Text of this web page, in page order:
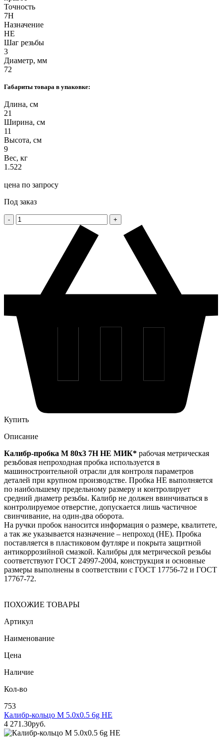
Точность
7H
Назначение
НЕ
Шаг резьбы
3
Диаметр, мм
72
Габариты товара в упаковке:
Длина, см
21
Ширина, см
11
Высота, см
9
Вес, кг
1.522
цена по запросу
Под заказ
Купить
Описание
Калибр-пробка М 80х3 7Н НЕ МИК* рабочая метрическая
резьбовая непроходная пробка используется в
машиностроительной отрасли для контроля параметров
деталей при крупном производстве. Пробка НЕ выполняется
по наибольшему предельному размеру и контролирует
средний диаметр резьбы. Калибр не должен ввинчиваться в
контролируемое отверстие, допускается лишь частичное
свинчивание, на один-два оборота.
На ручки пробок наносится информация о размере, квалитете,
а так же указывается назначение – непроход (НЕ). Пробка
поставляется в пластиковом футляре и покрыта защитной
антикоррозийной смазкой. Калибры для метрической резьбы
соответствуют ГОСТ 24997-2004, конструкция и основные
размеры выполнены в соответствии с ГОСТ 17756-72 и ГОСТ
17767-72.
ПОХОЖИЕ ТОВАРЫ
Артикул
Наименование
Цена
Наличие
Кол-во
753
Калибр-кольцо М 5.0х0.5 6g НЕ
4 271 .30pуб.